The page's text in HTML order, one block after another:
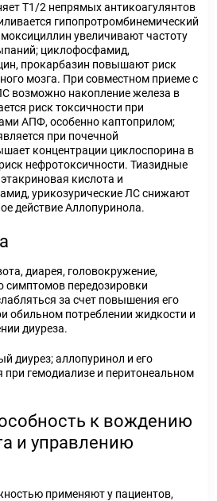
T1/2 непрямых антикоагулянтов
гипопротромбинемический
увеличивают частоту
циклофосфамид,
прокарбазин повышают риск
мозга. При совместном приеме с
возможно накопление железа в
риск токсичности при
АПФ, особенно каптоприлом;
при почечной
концентрации циклоспорина в
нефротоксичности. Тиазидные
кислота и
урикозурические ЛС снижают
действие Аллопуринола.
диарея, головокружение,
симптомов передозировки
за счет повышения его
обильном потреблении жидкости и
диуреза.
диурез; аллопуринол и его
гемодиализе и перитонеальном
к вождению
и управлению
применяют у пациентов,